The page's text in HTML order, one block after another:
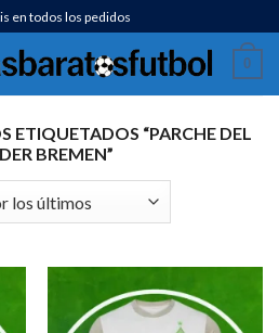
en todos los pedidos
0
ETIQUETADOS “PARCHE DEL
BREMEN”